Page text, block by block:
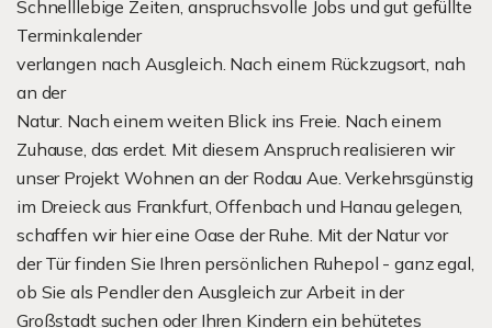
Schnelllebige Zeiten, anspruchsvolle Jobs und gut gefüllte
Terminkalender
verlangen nach Ausgleich. Nach einem Rückzugsort, nah
an der
Natur. Nach einem weiten Blick ins Freie. Nach einem
Zuhause, das erdet. Mit diesem Anspruch realisieren wir
unser Projekt Wohnen an der Rodau Aue. Verkehrsgünstig
im Dreieck aus Frankfurt, Offenbach und Hanau gelegen,
schaffen wir hier eine Oase der Ruhe. Mit der Natur vor
der Tür finden Sie Ihren persönlichen Ruhepol - ganz egal,
ob Sie als Pendler den Ausgleich zur Arbeit in der
Großstadt suchen oder Ihren Kindern ein behütetes